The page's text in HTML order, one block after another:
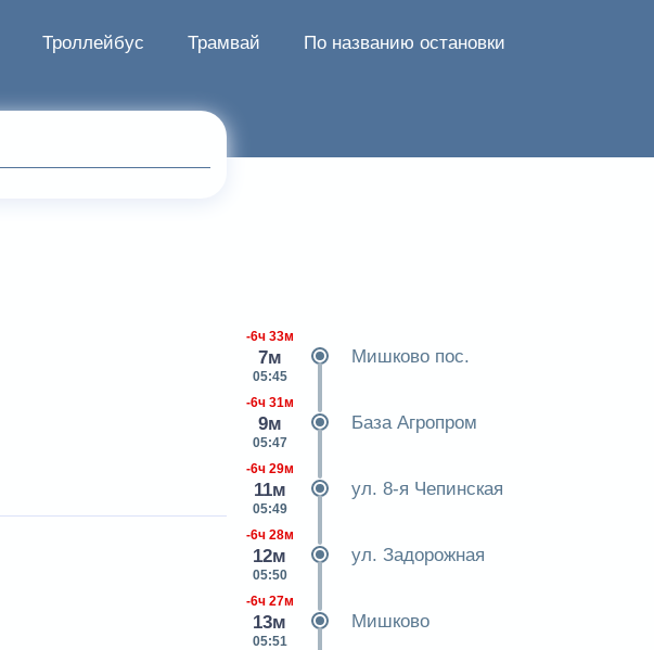
Троллейбус Трамвай По названию остановки
-6ч 33м
7м
05:45
Мишково пос.
-6ч 31м
9м
05:47
База Агропром
-6ч 29м
11м
05:49
ул. 8-я Чепинская
-6ч 28м
12м
05:50
ул. Задорожная
-6ч 27м
13м
05:51
Мишково